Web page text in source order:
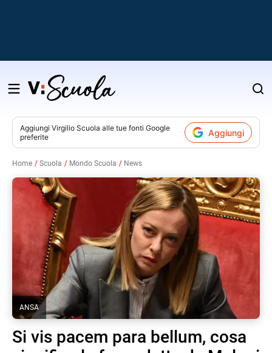
Salta
contenuto
Aggiungi Virgilio Scuola alle tue fonti Google
preferite
Aggiungi
Home Scuola Mondo Scuola News
ANSA
Si vis pacem para bellum, cosa